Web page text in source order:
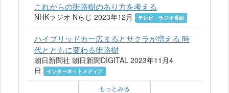
これからの街路樹のあり方を考える
NHKラジオ Nらじ 2023年12月 テレビ・ラジオ番組
ハイブリッドカー広まるとサクラが増える 時
代とともに変わる街路樹
朝日新聞社 朝日新聞DIGITAL 2023年11月4
日
インターネットメディア
もっとみる